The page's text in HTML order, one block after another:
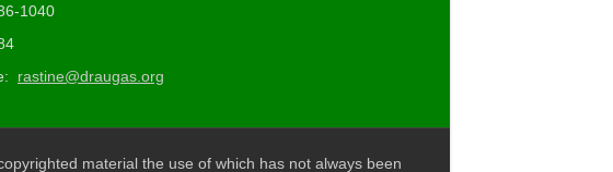
1040
rastine@draugas.org
material the use of which has not always been